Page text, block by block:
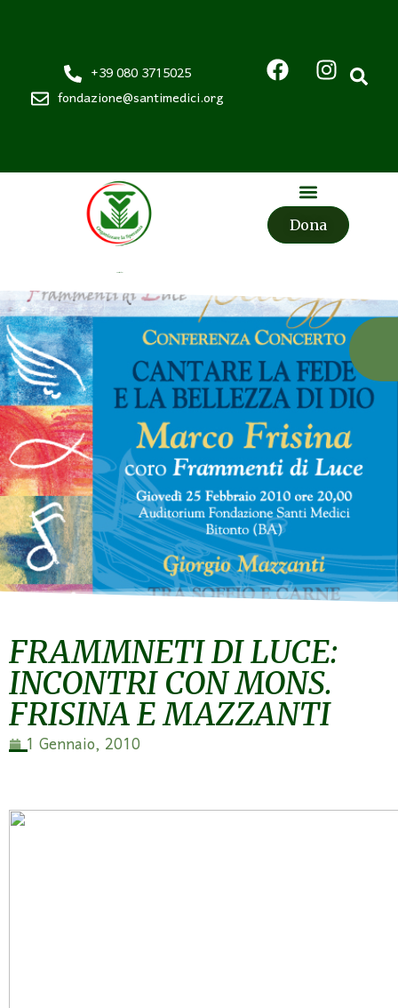
+39 080 3715025
fondazione@santimedici.org
Dona
FRAMMNETI DI LUCE:
INCONTRI CON MONS.
FRISINA E MAZZANTI
1 Gennaio, 2010